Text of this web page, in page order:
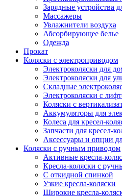
Зарядные устройства
Массажеры
Увлажнители воздуха
Абсорбирующее белье
Одежда
Прокат
Коляски с электроприводом
Электроколяски для
Электроколяски для
Складные
Электроколяски с
Коляски с
Аккумуляторы для
Колеса для кресел-
Запчасти для кресел-
Аксессуары и опции
Коляски с ручным приводом
Активные кресла-
Кресла-коляски с
С откидной спинкой
Узкие кресла-коляски
Широкие кресла-